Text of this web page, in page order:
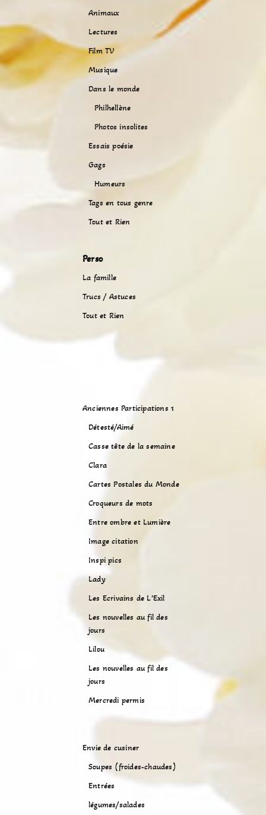
Animaux
Lectures
Film TV
Musique
Dans le monde
Philhellène
Photos insolites
Essais poésie
Gags
Humeurs
Tags en tous genre
Tout et Rien
Perso
La famille
Trucs / Astuces
Tout et Rien
Anciennes Participations 1
Détesté/Aimé
Casse tête de la semaine
Clara
Cartes Postales du Monde
Croqueurs de mots
Entre ombre et Lumière
Image citation
Inspi pics
Lady
Les Ecrivains de L’Exil
Les nouvelles au fil des
jours
Lilou
Les nouvelles au fil des
jours
Mercredi permis
Envie de cusiner
Soupes (froides-chaudes)
Entrées
légumes/salades